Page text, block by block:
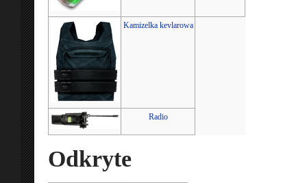
Kamizelka kevlarowa
Radio
Odkryte